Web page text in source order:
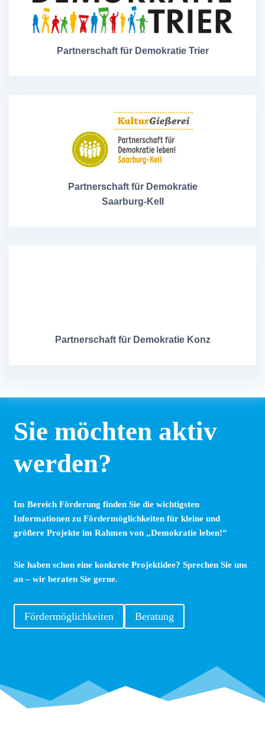
Partnerschaft für Demokratie Trier
Partnerschaft für Demokratie
Saarburg-Kell
Partnerschaft für Demokratie Konz
Sie möchten aktiv
werden?
Im Bereich Förderung finden Sie die wichtigsten
Informationen zu Fördermöglichkeiten für kleine und
größere Projekte im Rahmen von „Demokratie leben!“
Sie haben schon eine konkrete Projektidee? Sprechen Sie uns
an – wir beraten Sie gerne.
Fördermöglichkeiten Beratung